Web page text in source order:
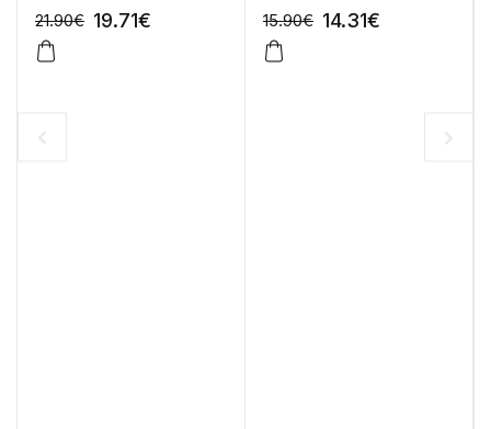
21.90€ 19.71€
-10%
15.90€ 14.31€